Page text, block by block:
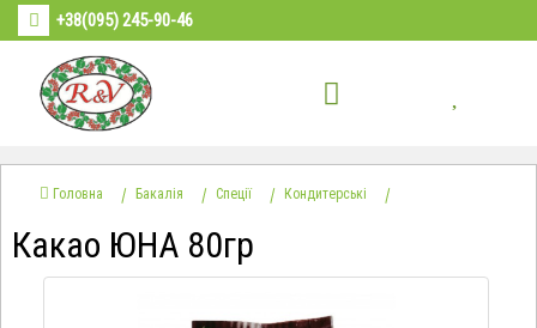
+38(095) 245-90-46
Головна Бакалія Спеції Кондитерські
Какао ЮНА 80гр